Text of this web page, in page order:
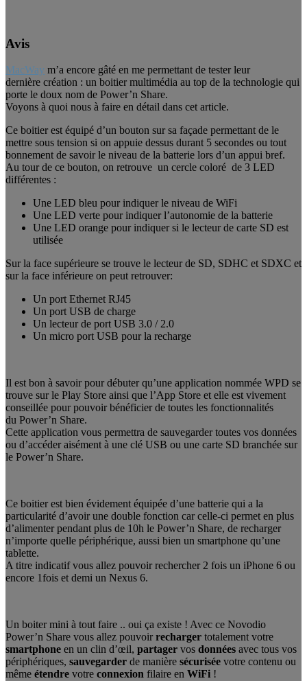
Avis
MacWay m’a encore gâté en me permettant de tester leur
dernière création : un boitier multimédia au top de la technologie qui
porte le doux nom de Power’n Share.
Voyons à quoi nous à faire en détail dans cet article.
Ce boitier est équipé d’un bouton sur sa façade permettant de le
mettre sous tension si on appuie dessus durant 5 secondes ou tout
bonnement de savoir le niveau de la batterie lors d’un appui bref.
Au tour de ce bouton, on retrouve un cercle coloré de 3 LED
différentes :
Une LED bleu pour indiquer le niveau de WiFi
Une LED verte pour indiquer l’autonomie de la batterie
Une LED orange pour indiquer si le lecteur de carte SD est
utilisée
Sur la face supérieure se trouve le lecteur de SD, SDHC et SDXC et
sur la face inférieure on peut retrouver:
Un port Ethernet RJ45
Un port USB de charge
Un lecteur de port USB 3.0 / 2.0
Un micro port USB pour la recharge
Il est bon à savoir pour débuter qu’une application nommée WPD se
trouve sur le Play Store ainsi que l’App Store et elle est vivement
conseillée pour pouvoir bénéficier de toutes les fonctionnalités
du Power’n Share.
Cette application vous permettra de sauvegarder toutes vos données
ou d’accéder aisément à une clé USB ou une carte SD branchée sur
le Power’n Share.
Ce boitier est bien évidement équipée d’une batterie qui a la
particularité d’avoir une double fonction car celle-ci permet en plus
d’alimenter pendant plus de 10h le Power’n Share, de recharger
n’importe quelle périphérique, aussi bien un smartphone qu’une
tablette.
A titre indicatif vous allez pouvoir rechercher 2 fois un iPhone 6 ou
encore 1fois et demi un Nexus 6.
Un boiter mini à tout faire .. oui ça existe ! Avec ce Novodio
Power’n Share vous allez pouvoirrecharger totalement votre
smartphone en un clin d’œil, partager vos données avec tous vos
périphériques, sauvegarder de manière sécurisée votre contenu ou
même étendre votre connexion filaire en WiFi !